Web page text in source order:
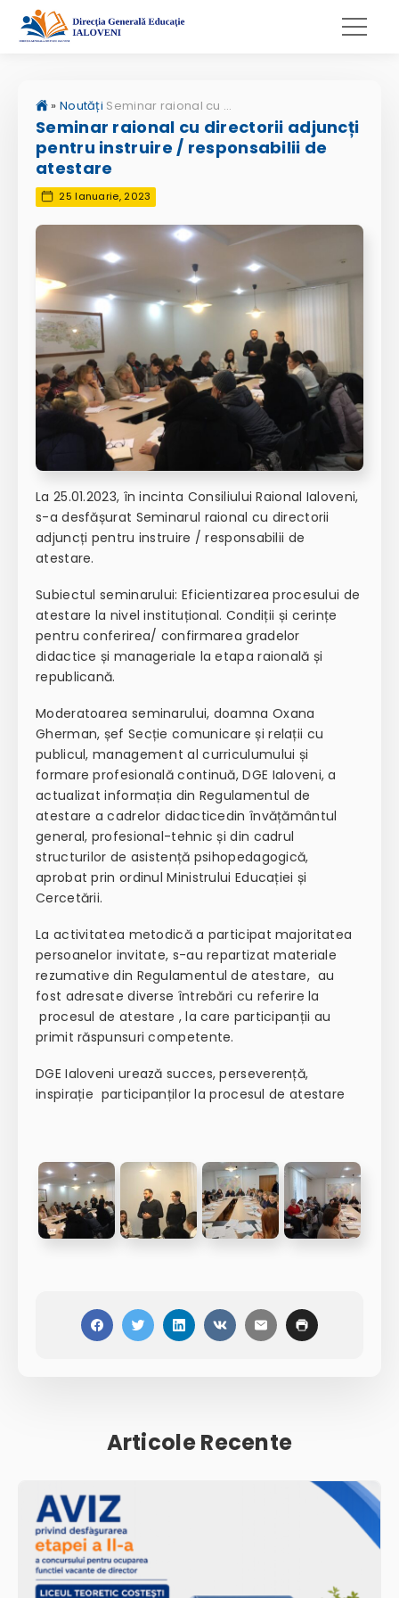
» Noutăți Seminar raional cu directorii adjuncți pentru instruire / responsabilii de atestare
Seminar raional cu directorii adjuncți
pentru instruire / responsabilii de
atestare
25 Ianuarie, 2023
La 25.01.2023, în incinta Consiliului Raional Ialoveni,
s-a desfășurat Seminarul raional cu directorii
adjuncți pentru instruire / responsabilii de
atestare.
Subiectul seminarului: Eficientizarea procesului de
atestare la nivel instituțional. Condiții și cerințe
pentru conferirea/ confirmarea gradelor
didactice și manageriale la etapa raională și
republicană.
Moderatoarea seminarului, doamna Oxana
Gherman, șef Secție comunicare și relații cu
publicul, management al curriculumului și
formare profesională continuă, DGE Ialoveni, a
actualizat informația din Regulamentul de
atestare a cadrelor didacticedin învățământul
general, profesional-tehnic și din cadrul
structurilor de asistență psihopedagogică,
aprobat prin ordinul Ministrului Educației și
Cercetării.
La activitatea metodică a participat majoritatea
persoanelor invitate, s-au repartizat materiale
rezumative din Regulamentul de atestare, au
fost adresate diverse întrebări cu referire la
procesul de atestare , la care participanții au
primit răspunsuri competente.
DGE Ialoveni urează succes, perseverență,
inspirație participanților la procesul de atestare
Articole Recente